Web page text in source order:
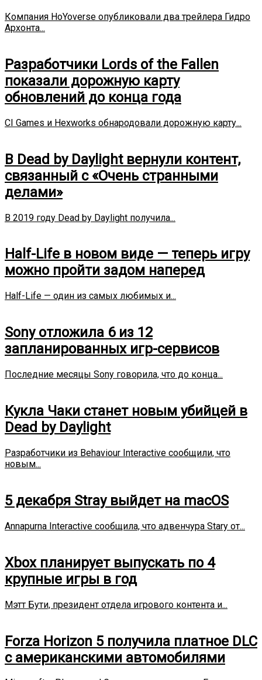
Компания HoYoverse опубликовали два трейлера Гидро
Архонта...
Разработчики Lords of the Fallen
показали дорожную карту
обновлений до конца года
CI Games и Hexworks обнародовали дорожную карту...
В Dead by Daylight вернули контент,
связанный с «Очень странными
делами»
В 2019 году Dead by Daylight получила...
Half-Life в новом виде — теперь игру
можно пройти задом наперед
Half-Life — один из самых любимых и...
Sony отложила 6 из 12
запланированных игр-сервисов
Последние месяцы Sony говорила, что до конца...
Кукла Чаки станет новым убийцей в
Dead by Daylight
Разработчики из Behaviour Interactive сообщили, что
новым...
5 декабря Stray выйдет на macOS
Annapurna Interactive сообщила, что адвенчура Stary от...
Xbox планирует выпускать по 4
крупные игры в год
Мэтт Бути, президент отдела игрового контента и...
Forza Horizon 5 получила платное DLC
с американскими автомобилями